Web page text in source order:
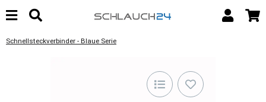
Schnellsteckverbinder - Blaue Serie